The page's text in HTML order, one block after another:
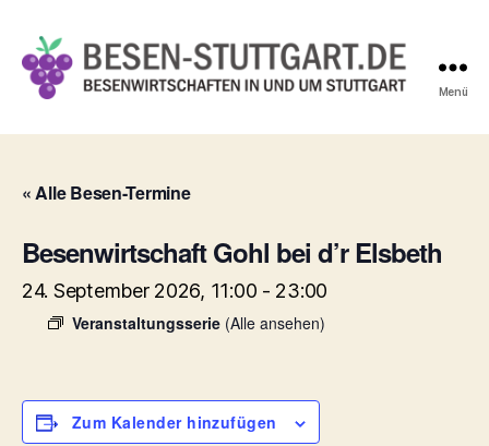
Stuttgart.de
Menü
« Alle Besen-Termine
Besenwirtschaft Gohl bei d’r Elsbeth
24. September 2026, 11:00 - 23:00
Veranstaltungsserie (Alle ansehen)
Zum Kalender hinzufügen